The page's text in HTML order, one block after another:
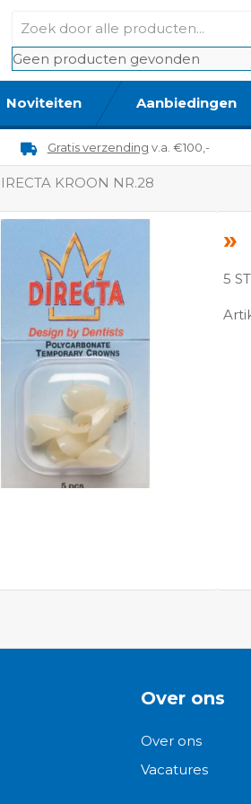
Geen producten gevonden
Noviteiten Aanbiedingen
Gratis verzending v.a. €100,-
KROON NR.28
5
Over ons
Over ons
Vacatures